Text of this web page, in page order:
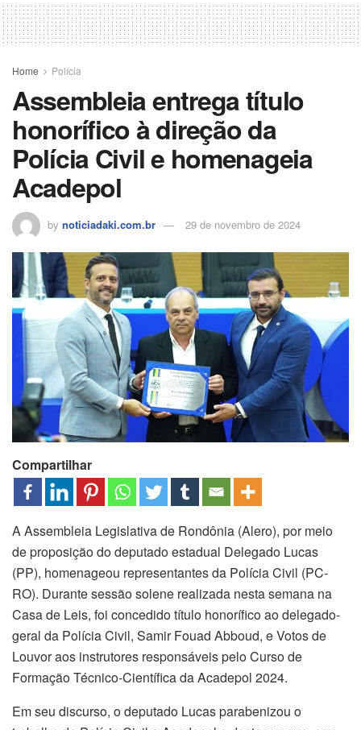
Home Polícia
Assembleia entrega título
honorífico à direção da
Polícia Civil e homenageia
Acadepol
by noticiadaki.com.br 29 de novembro de 2024
Compartilhar
A Assembleia Legislativa de Rondônia (Alero), por meio
de proposição do deputado estadual Delegado Lucas
(PP), homenageou representantes da Polícia Civil (PC-
RO). Durante sessão solene realizada nesta semana na
Casa de Leis, foi concedido título honorífico ao delegado-
geral da Polícia Civil, Samir Fouad Abboud, e Votos de
Louvor aos instrutores responsáveis ​​pelo Curso de
Formação Técnico-Científica da Acadepol 2024.
Em seu discurso, o deputado Lucas parabenizou o